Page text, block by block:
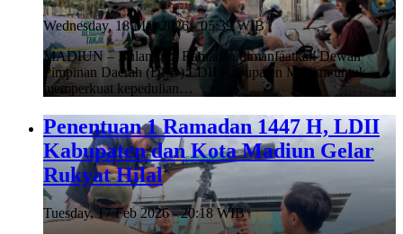
Wednesday, 18 Mar 2026 - 05:39 WIB
MADIUN – Bulan suci Ramadan dimanfaatkan Dewan
Pimpinan Daerah (DPD) LDII Kabupaten Madiun untuk
memperkuat kepedulian…
Penentuan 1 Ramadan 1447 H, LDII
Kabupaten dan Kota Madiun Gelar
Rukyat Hilal
Tuesday, 17 Feb 2026 - 20:18 WIB